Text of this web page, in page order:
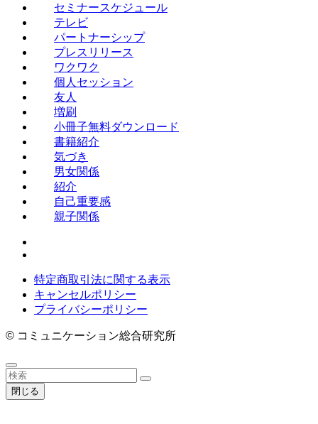
セミナースケジュール
テレビ
パートナーシップ
プレスリリース
ワクワク
個人セッション
友人
増刷
小冊子無料ダウンロード
書籍紹介
気づき
男女関係
紹介
自己重要感
親子関係
特定商取引法に関する表示
キャンセルポリシー
プライバシーポリシー
© コミュニケーション総合研究所
閉じる